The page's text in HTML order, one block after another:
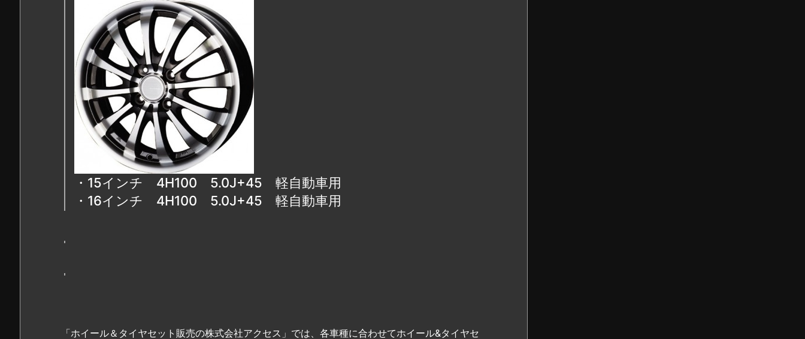
・15インチ 4H100 5.0J+45 軽自動車用
・16インチ 4H100 5.0J+45 軽自動車用
「ホイール＆タイヤセット販売の株式会社アクセス」では、各車種に合わせてホイール&タイヤセ